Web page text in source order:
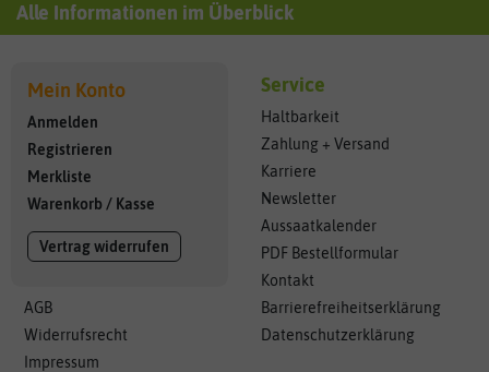
Alle Informationen im Überblick
Mein Konto
Anmelden
Registrieren
Merkliste
Warenkorb / Kasse
Vertrag widerrufen
AGB
Widerrufsrecht
Impressum
Service
Haltbarkeit
Zahlung + Versand
Karriere
Newsletter
Aussaatkalender
PDF Bestellformular
Kontakt
Barrierefreiheitserklärung
Datenschutzerklärung